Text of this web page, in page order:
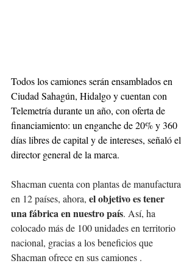
Todos los camiones serán ensamblados en
Ciudad Sahagún, Hidalgo y cuentan con
Telemetría durante un año, con oferta de
financiamiento: un enganche de 20% y 360
días libres de capital y de intereses, señaló el
director general de la marca.
Shacman cuenta con plantas de manufactura
en 12 países, ahora, el objetivo es tener
una fábrica en nuestro país. Así, ha
colocado más de 100 unidades en territorio
nacional, gracias a los beneficios que
Shacman ofrece en sus camiones .